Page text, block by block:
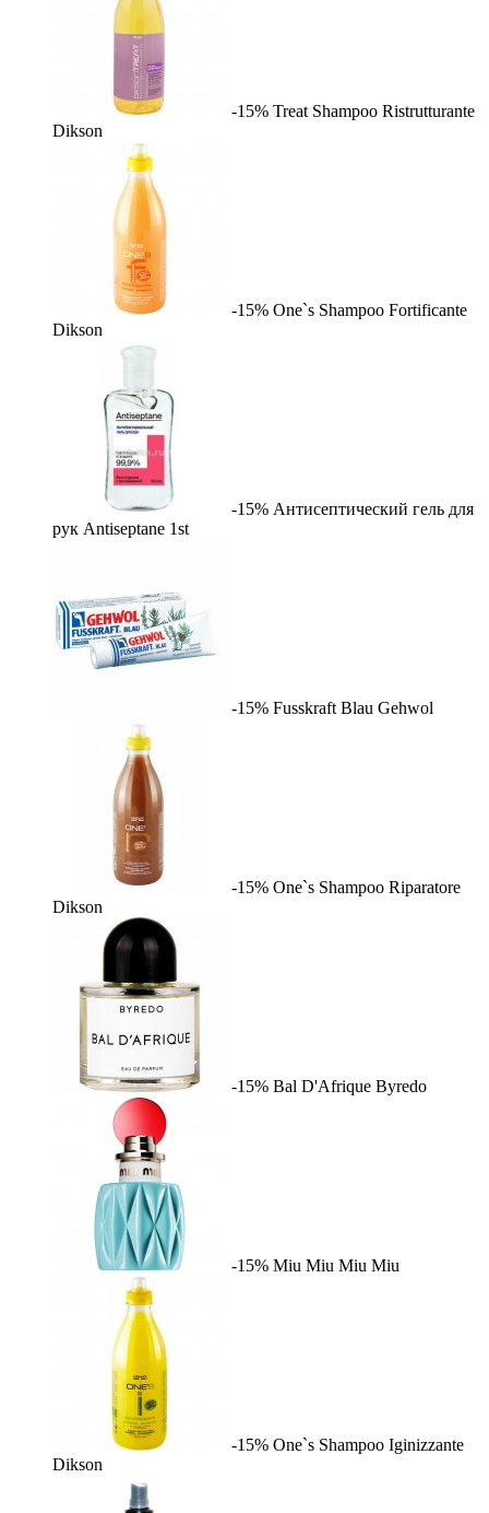
-15% Treat Shampoo Ristrutturante
Dikson
-15% One`s Shampoo Fortificante
Dikson
-15% Антисептический гель для
рук Antiseptane 1st
-15% Fusskraft Blau Gehwol
-15% One`s Shampoo Riparatore
Dikson
-15% Bal D'Afrique Byredo
-15% Miu Miu Miu Miu
-15% One`s Shampoo Iginizzante
Dikson